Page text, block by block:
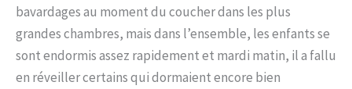
bavardages au moment du coucher dans les plus
grandes chambres, mais dans l’ensemble, les enfants se
sont endormis assez rapidement et mardi matin, il a fallu
en réveiller certains qui dormaient encore bien